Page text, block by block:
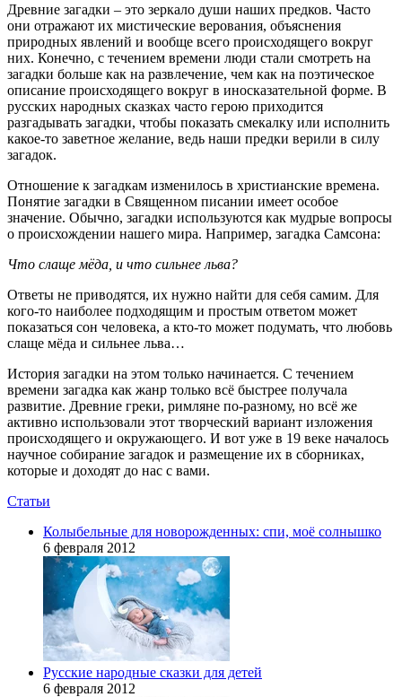
Древние загадки – это зеркало души наших предков. Часто
они отражают их мистические верования, объяснения
природных явлений и вообще всего происходящего вокруг
них. Конечно, с течением времени люди стали смотреть на
загадки больше как на развлечение, чем как на поэтическое
описание происходящего вокруг в иносказательной форме. В
русских народных сказках часто герою приходится
разгадывать загадки, чтобы показать смекалку или исполнить
какое-то заветное желание, ведь наши предки верили в силу
загадок.
Отношение к загадкам изменилось в христианские времена.
Понятие загадки в Священном писании имеет особое
значение. Обычно, загадки используются как мудрые вопросы
о происхождении нашего мира. Например, загадка Самсона:
Что слаще мёда, и что сильнее льва?
Ответы не приводятся, их нужно найти для себя самим. Для
кого-то наиболее подходящим и простым ответом может
показаться сон человека, а кто-то может подумать, что любовь
слаще мёда и сильнее льва…
История загадки на этом только начинается. С течением
времени загадка как жанр только всё быстрее получала
развитие. Древние греки, римляне по-разному, но всё же
активно использовали этот творческий вариант изложения
происходящего и окружающего. И вот уже в 19 веке началось
научное собирание загадок и размещение их в сборниках,
которые и доходят до нас с вами.
Статьи
Колыбельные для новорожденных: спи, моё солнышко
6 февраля 2012
Русские народные сказки для детей
6 февраля 2012